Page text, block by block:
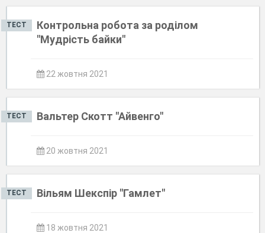
ТЕСТ
Контрольна робота за роділом
"Мудрість байки"
22 жовтня 2021
ТЕСТ Вальтер Скотт "Айвенго"
20 жовтня 2021
ТЕСТ Вільям Шекспір "Гамлет"
18 жовтня 2021